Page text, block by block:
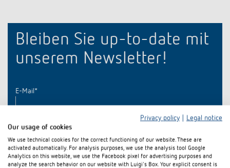
Bleiben Sie up-to-date mit
unserem Newsletter!
E-Mail *
Privacy policy
Legal notice
Our usage of cookies
We use technical cookies for the correct functioning of our website. These are
activated automatically. For analysis purposes, we use the analysis tool Google
Analytics on this website, we use the Facebook pixel for advertising purposes and
analyze the search behavior on our website with Luigi's Box. Your explicit consent is